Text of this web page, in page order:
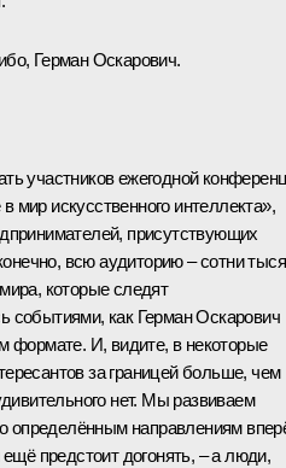
Герман Оскарович.
участников ежегодной
мир искусственного интеллекта»,
присутствующих
всю аудиторию – сотни
которые следят
событиями, как Герман Оскарович
формате. И, видите, в некоторые
за границей больше, чем
нет. Мы развиваем
определённым направлениям
предстоит догонять, – а люди,